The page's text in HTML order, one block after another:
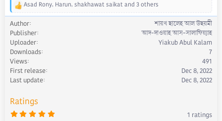
R
e
a
c
t
i
o
n
s
Asad Rony, Harun, shakhawat saikatand 3 others
Author
শায়খ ছালেহ আল উছয়মী
Publisher
আদ-দাওয়াহ আস-সালাফিয়্যাহ
Uploader
Yiakub Abul Kalam
Downloads
7
Views
491
First release
Dec 8, 2022
Last update
Dec 8, 2022
Ratings
5 1 ratings